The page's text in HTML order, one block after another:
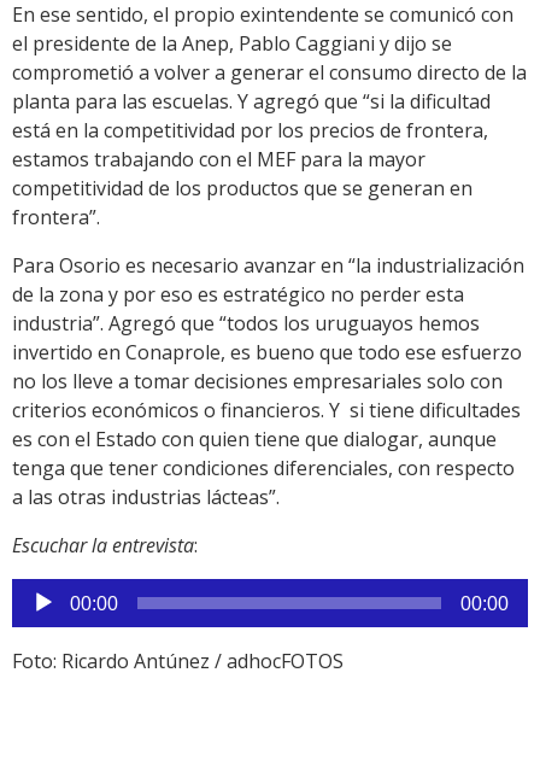
En ese sentido, el propio exintendente se comunicó con
el presidente de la Anep, Pablo Caggiani y dijo se
comprometió a volver a generar el consumo directo de la
planta para las escuelas. Y agregó que “si la dificultad
está en la competitividad por los precios de frontera,
estamos trabajando con el MEF para la mayor
competitividad de los productos que se generan en
frontera”.
Para Osorio es necesario avanzar en “la industrialización
de la zona y por eso es estratégico no perder esta
industria”. Agregó que “todos los uruguayos hemos
invertido en Conaprole, es bueno que todo ese esfuerzo
no los lleve a tomar decisiones empresariales solo con
criterios económicos o financieros. Y si tiene dificultades
es con el Estado con quien tiene que dialogar, aunque
tenga que tener condiciones diferenciales, con respecto
a las otras industrias lácteas”.
Escuchar la entrevista:
Reproductor
de
audio
00:00 00:00
Foto: Ricardo Antúnez / adhocFOTOS